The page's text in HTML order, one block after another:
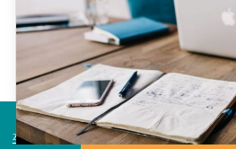
卒業生の声 コース一覧